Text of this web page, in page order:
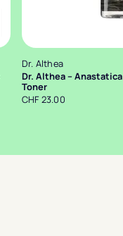
Warenkorb
Dr. Althea
Dr. Althea –
Toner
CHF 23.00